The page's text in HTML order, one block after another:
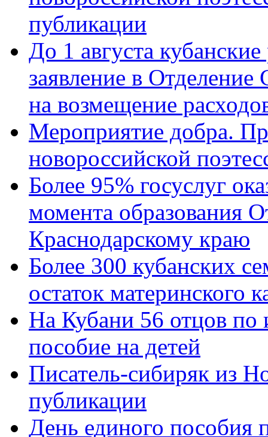
публикации
До 1 августа
заявление в
на возмещение
Мероприятие добра.
новороссийской
Более 95% госуслуг
момента образования
Краснодарскому краю
Более 300 кубанских
остаток материнского
На Кубани 56 отцов по
пособие на детей
Писатель-сибиряк из
публикации
День единого пособия